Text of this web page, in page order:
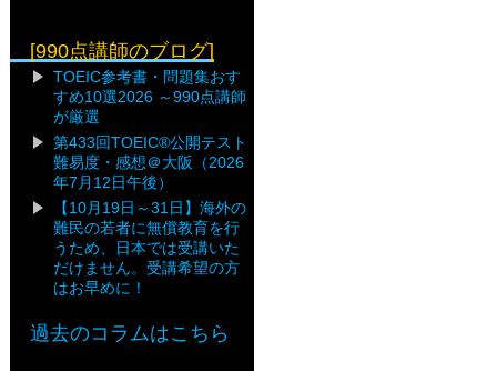
[990点講師のブログ]
TOEIC参考書・問題集おす
すめ10選2026 ～990点講師
が厳選
第433回TOEIC®公開テスト
難易度・感想＠大阪（2026
年7月12日午後）
【10月19日～31日】海外の
難民の若者に無償教育を行
うため、日本では受講いた
だけません。受講希望の方
はお早めに！
過去のコラムはこちら